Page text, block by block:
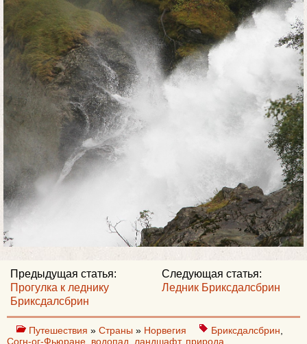
Следующая статья:
Ледник Бриксдалсбрин
Предыдущая статья:
Прогулка к леднику
Бриксдалсбрин
Путешествия » Страны » Норвегия Бриксдалсбрин,
Согн-ог-Фьюране водопад ландшафт, природа